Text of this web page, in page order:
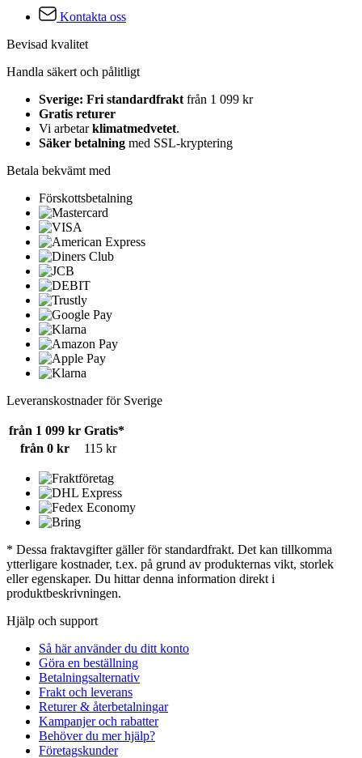
Kontakta oss
Bevisad kvalitet
Handla säkert och pålitligt
Sverige: Fri standardfrakt från 1 099 kr
Gratis returer
Vi arbetarklimatmedvetet.
Säker betalning med SSL-kryptering
Betala bekvämt med
Förskottsbetalning
Leveranskostnader för Sverige
från 1 099 kr Gratis*
från 0 kr
115 kr
* Dessa fraktavgifter gäller för standardfrakt. Det kan tillkomma
ytterligare kostnader, t.ex. på grund av produkternas vikt, storlek
eller egenskaper. Du hittar denna information direkt i
produktbeskrivningen.
Hjälp och support
Så här använder du ditt konto
Göra en beställning
Betalningsalternativ
Frakt och leverans
Returer & återbetalningar
Kampanjer och rabatter
Behöver du mer hjälp?
Företagskunder